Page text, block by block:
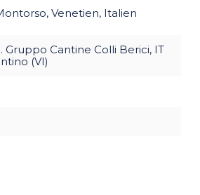
Venetien, Italien
Gruppo Cantine Colli Berici, IT
(VI)